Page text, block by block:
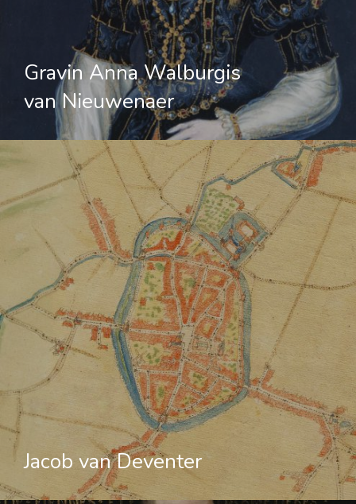
Gravin Anna Walburgis
van Nieuwenaer
Jacob van Deventer